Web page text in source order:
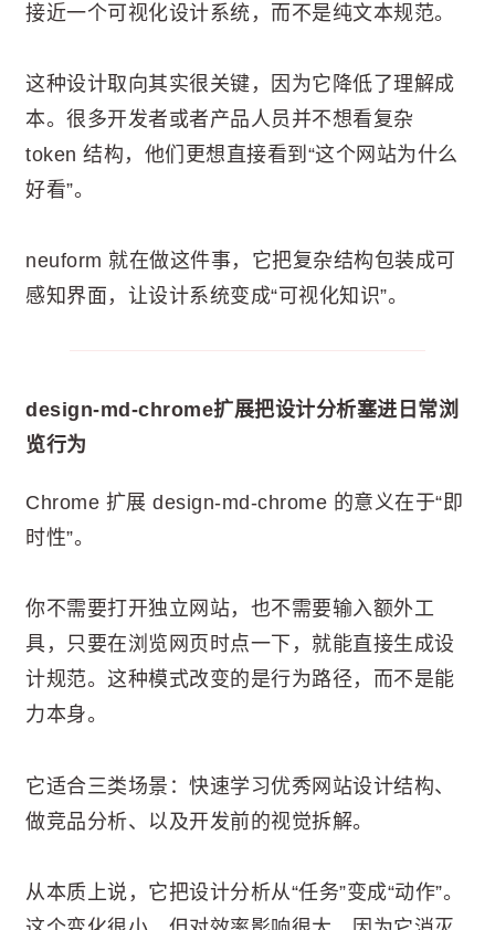
接近一个可视化设计系统，而不是纯文本规范。
这种设计取向其实很关键，因为它降低了理解成
本。很多开发者或者产品人员并不想看复杂
token 结构，他们更想直接看到“这个网站为什么
好看”。
neuform 就在做这件事，它把复杂结构包装成可
感知界面，让设计系统变成“可视化知识”。
design-md-chrome扩展把设计分析塞进日常浏
览行为
Chrome 扩展 design-md-chrome 的意义在于“即
时性”。
你不需要打开独立网站，也不需要输入额外工
具，只要在浏览网页时点一下，就能直接生成设
计规范。这种模式改变的是行为路径，而不是能
力本身。
它适合三类场景：快速学习优秀网站设计结构、
做竞品分析、以及开发前的视觉拆解。
从本质上说，它把设计分析从“任务”变成“动作”。